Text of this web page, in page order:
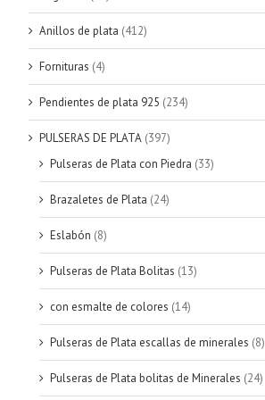
Anillos de plata (412)
Fornituras (4)
Pendientes de plata 925 (234)
PULSERAS DE PLATA (397)
Pulseras de Plata con Piedra (33)
Brazaletes de Plata (24)
Eslabón (8)
Pulseras de Plata Bolitas (13)
con esmalte de colores (14)
Pulseras de Plata escallas de minerales (8)
Pulseras de Plata bolitas de Minerales (24)